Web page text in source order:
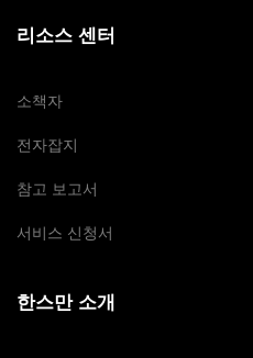
리소스 센터
소책자
전자잡지
참고 보고서
서비스 신청서
한스만 소개